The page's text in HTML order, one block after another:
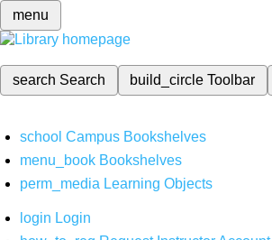
menu
search Search build_circleToolbar
school Campus Bookshelves
menu_book Bookshelves
perm_media Learning Objects
login Login